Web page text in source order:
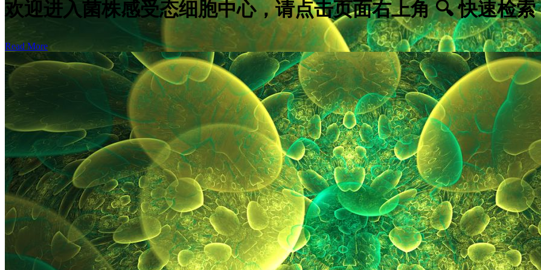
欢迎进入菌株感受态细胞中心，请点击页面右上角 🔍 快速检索
Read More